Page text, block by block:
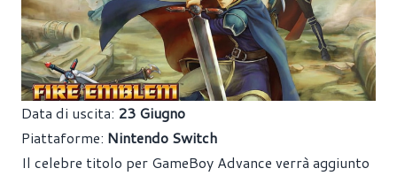
Data di uscita: 23 Giugno
Piattaforme: Nintendo Switch
Il celebre titolo per GameBoy Advance verrà aggiunto